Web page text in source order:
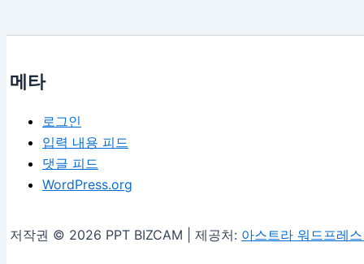
메타
로그인
입력 내용 피드
댓글 피드
WordPress.org
저작권 © 2026 PPT BIZCAM | 제공처: 아스트라 워드프레